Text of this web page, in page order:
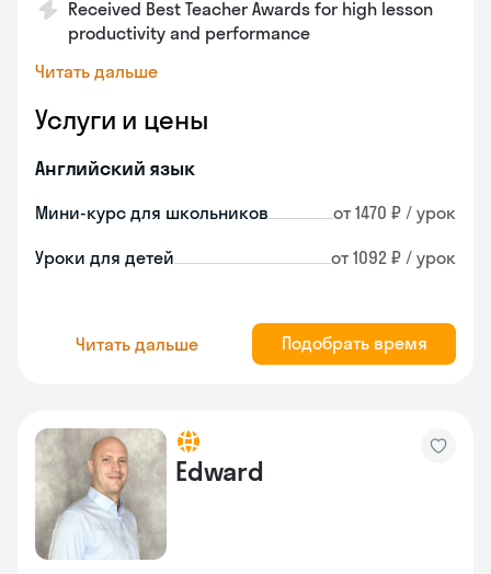
Received Best Teacher Awards for high lesson
productivity and performance
Читать дальше
Услуги и цены
Английский язык
Мини-курс для школьников от 1470 ₽ / урок
Уроки для детей от 1092 ₽ / урок
Читать дальше Подобрать время
Edward